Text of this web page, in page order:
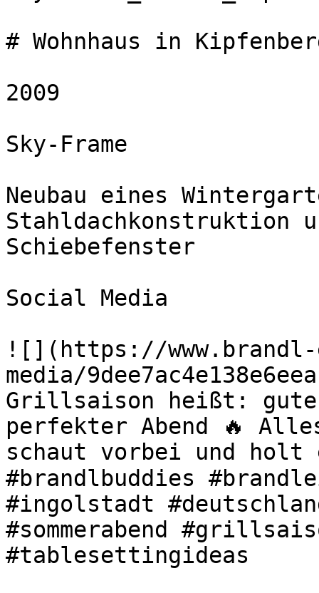
# Wohnhaus in
2009
Sky-Frame
Neubau eines
Stahldachkonstruktion
Schiebefenster
Social Media
![](https://
media/
Grillsaison heißt:
perfekter Abend 🔥
schaut vorbei und holt
#brandlbuddies
#ingolstadt
#sommerabend
#tablesettingideas